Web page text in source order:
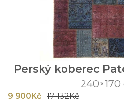
Perský koberec
240×170
9 900Kč 17 132Kč